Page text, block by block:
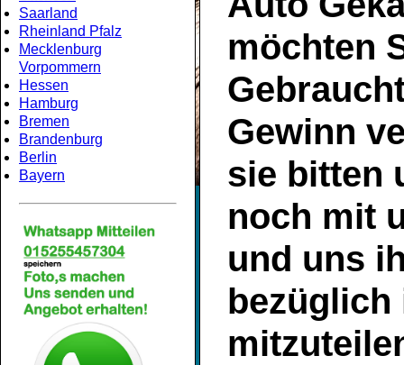
Saarland
Rheinland Pfalz
Mecklenburg
Vorpommern
Hessen
Hamburg
Bremen
Brandenburg
Berlin
Bayern
möchten
Gewinn
sie bitten
noch mit
und uns